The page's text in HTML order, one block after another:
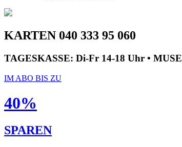
KARTEN 040 333 95 060
TAGESKASSE: Di-Fr 14-18 Uhr •
IM ABO BIS ZU
40%
SPAREN